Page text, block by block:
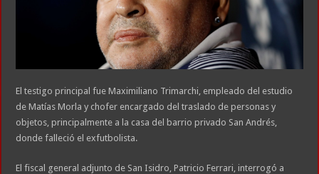
El testigo principal fue Maximiliano Trimarchi, empleado del estudio
de Matías Morla y chofer encargado del traslado de personas y
objetos, principalmente a la casa del barrio privado San Andrés,
donde falleció el exfutbolista.
El fiscal general adjunto de San Isidro, Patricio Ferrari, interrogó a